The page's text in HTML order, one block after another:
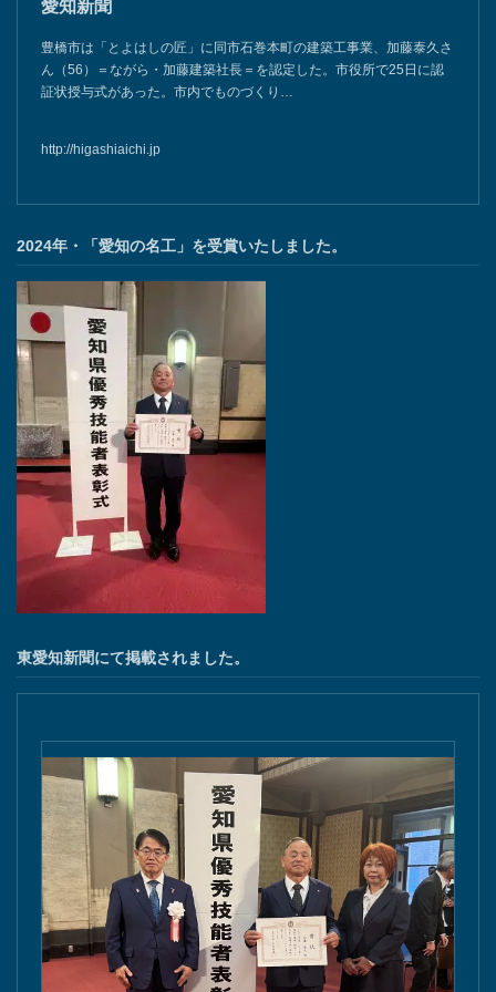
愛知新聞
豊橋市は「とよはしの匠」に同市石巻本町の建築工事業、加藤泰久さ
ん（56）＝ながら・加藤建築社長＝を認定した。市役所で25日に認
証状授与式があった。市内でものづくり…
http://higashiaichi.jp
2024年・「愛知の名工」を受賞いたしました。
東愛知新聞にて掲載されました。